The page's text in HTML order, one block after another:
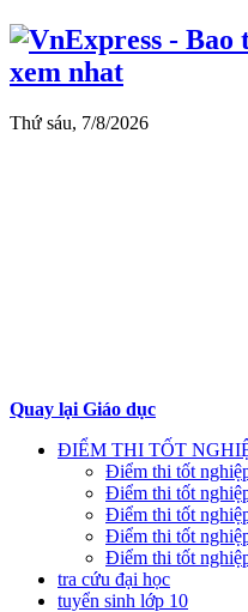
Thứ sáu, 7/8/2026
Quay lại Giáo dục
ĐIỂM THI TỐT
Điểm thi tốt
Điểm thi tốt
Điểm thi tốt
Điểm thi tốt
Điểm thi tốt
tra cứu đại học
tuyển sinh lớp 10